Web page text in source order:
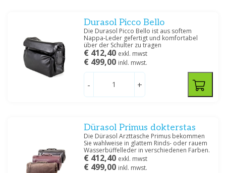
Durasol Picco Bello
Die Durasol Picco Bello ist aus softem
Nappa-Leder gefertigt und komfortabel
über der Schulter zu tragen
€ 412,40 exkl. mwst
€ 499,00 inkl. mwst.
- +
Dürasol Primus dokterstas
Die Dürasol Arzttasche Primus bekommen
Sie wahlweise in glattem Rinds- oder rauem
Wasserbüffelleder in verschiedenen Farben.
€ 412,40 exkl. mwst
€ 499,00 inkl. mwst.